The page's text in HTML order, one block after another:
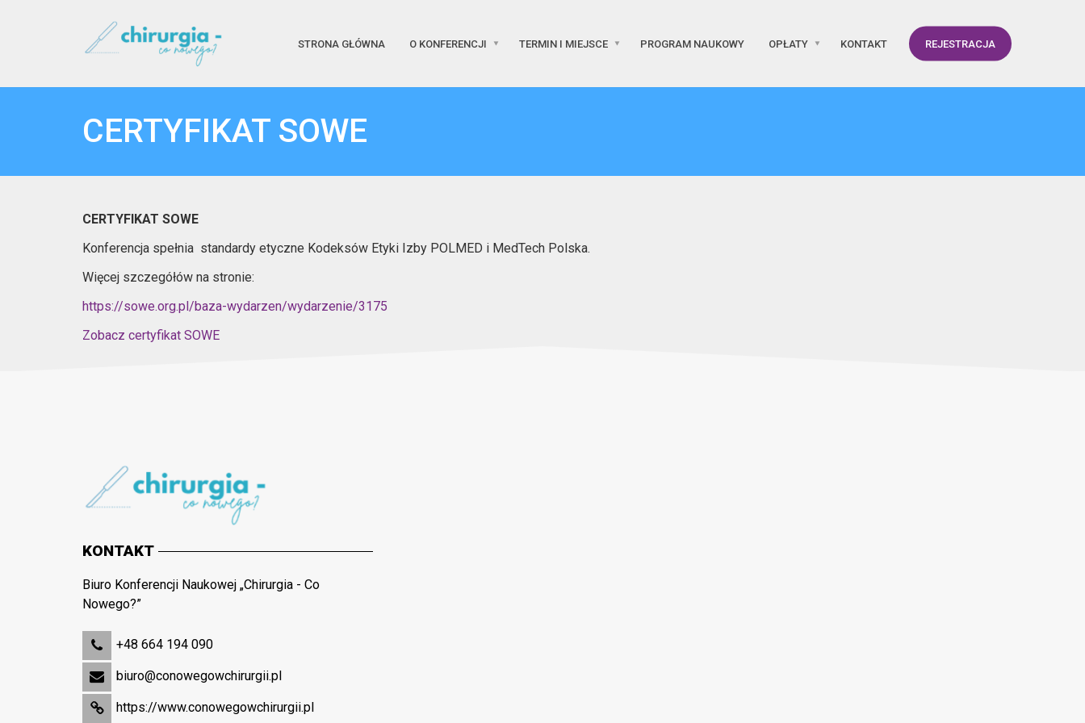
STRONA GŁÓWNA O KONFERENCJI TERMIN I MIEJSCE PROGRAM NAUKOWY OPŁATY KONTAKT REJESTRACJA
CERTYFIKAT SOWE
CERTYFIKAT SOWE
Konferencja spełnia standardy etyczne Kodeksów Etyki Izby POLMED i MedTech Polska.
Więcej szczegółów na stronie:
https://sowe.org.pl/baza-wydarzen/wydarzenie/3175
Zobacz certyfikat SOWE
KONTAKT
Biuro Konferencji Naukowej „Chirurgia - Co
Nowego?”
+48 664 194 090
biuro@conowegowchirurgii.pl
https://www.conowegowchirurgii.pl